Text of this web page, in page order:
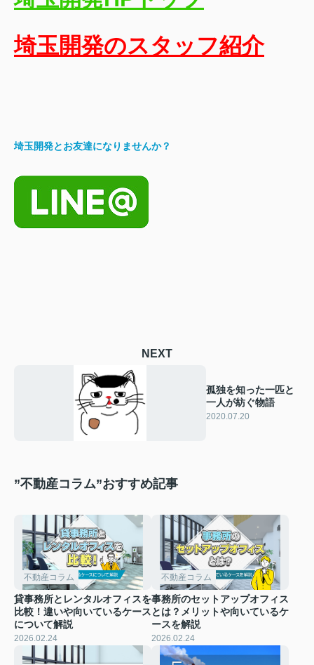
埼玉開発のスタッフ紹介
埼玉開発とお友達になりませんか？
NEXT
孤独を知った一匹と
一人が紡ぐ物語
2020.07.20
”不動産コラム”おすすめ記事
不動産コラム
貸事務所とレンタルオフィスを
比較！違いや向いているケース
について解説
2026.02.24
不動産コラム
事務所のセットアップオフィス
とは？メリットや向いているケ
ースを解説
2026.02.24